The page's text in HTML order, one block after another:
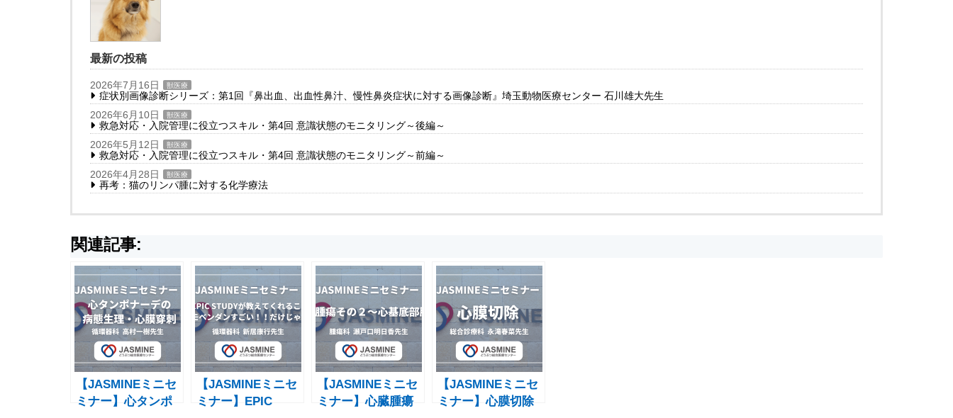
最新の投稿
2026年7月16日 獣医療
症状別画像診断シリーズ：第1回『鼻出血、出血性鼻汁、慢性鼻炎症状に対する画像診断』埼玉動物医療センター 石川雄大先生
2026年6月10日
獣医療
救急対応・入院管理に役立つスキル・第4回 意識状態のモニタリング～後編～
2026年5月12日
獣医療
救急対応・入院管理に役立つスキル・第4回 意識状態のモニタリング～前編～
2026年4月28日
獣医療
再考：猫のリンパ腫に対する化学療法
関連記事:
【JASMINEミニセ
ミナー】⼼タンポ
【JASMINEミニセ
ミナー】EPIC
【JASMINEミニセ
ミナー】心臓腫瘍
【JASMINEミニセ
ミナー】心膜切除